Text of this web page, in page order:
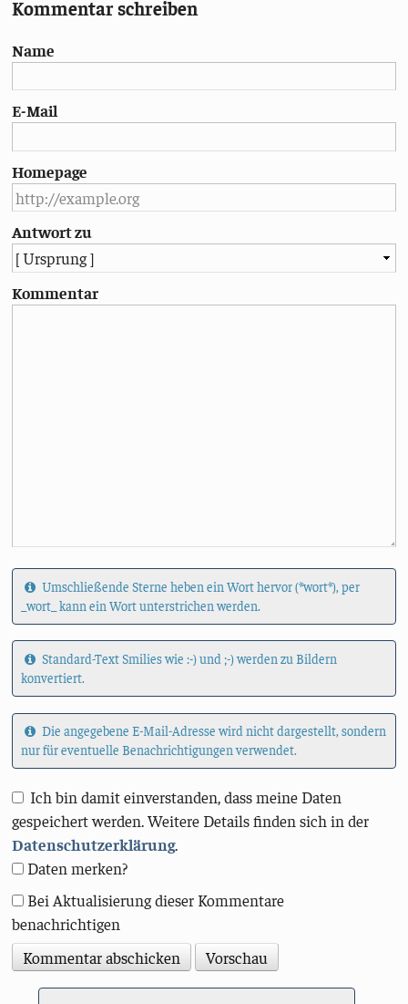
Kommentar schreiben
Name
E-Mail
Homepage
Antwort zu
Kommentar
Umschließende Sterne heben ein Wort hervor (*wort*), per
_wort_ kann ein Wort unterstrichen werden.
Standard-Text Smilies wie :-) und ;-) werden zu Bildern
konvertiert.
Die angegebene E-Mail-Adresse wird nicht dargestellt, sondern
nur für eventuelle Benachrichtigungen verwendet.
Ich bin damit einverstanden, dass meine Daten
gespeichert werden. Weitere Details finden sich in der
Datenschutzerklärung.
Daten merken?
Bei Aktualisierung dieser Kommentare
benachrichtigen